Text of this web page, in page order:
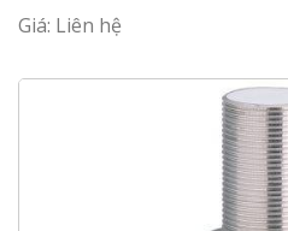
Giá: Liên hệ